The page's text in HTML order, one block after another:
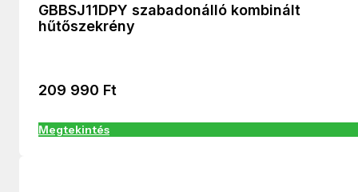
GBBSJ11DPY szabadonálló kombinált
hűtőszekrény
209 990 Ft
Megtekintés